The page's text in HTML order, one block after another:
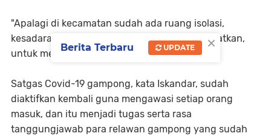
"Apalagi di kecamatan sudah ada ruang isolasi,
kesadaran warga itu yang sangt perlu ditingkatkan,
untuk melapor," ujarnya.
Satgas Covid-19 gampong, kata Iskandar, sudah
diaktifkan kembali guna mengawasi setiap orang
masuk, dan itu menjadi tugas serta rasa
tanggungjawab para relawan gampong yang sudah
×
Berita Terbaru UPDATE